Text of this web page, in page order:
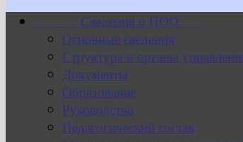
Сведения о ПОО
Основные сведения
Структура и органы
Документы
Образование
Руководство
Педагогический состав